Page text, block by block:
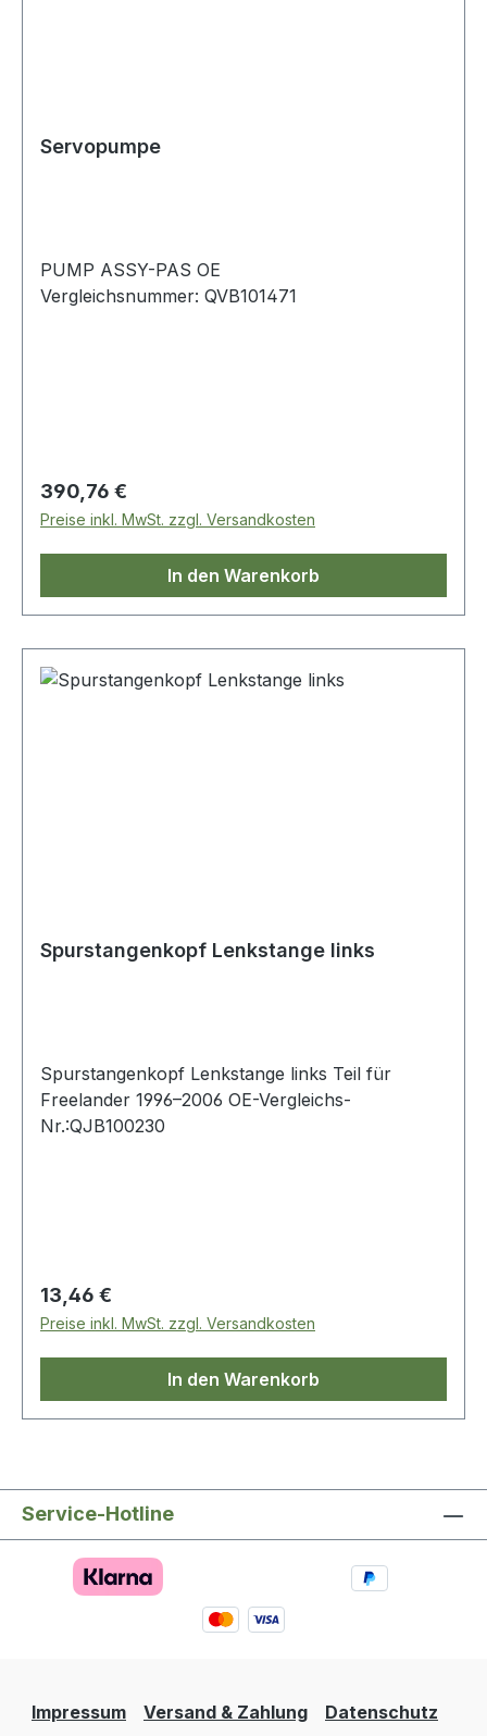
Servopumpe
PUMP ASSY-PAS OE
Vergleichsnummer: QVB101471
Regulärer Preis:
390,76 €
Preise inkl. MwSt. zzgl. Versandkosten
In den Warenkorb
Spurstangenkopf Lenkstange links
Spurstangenkopf Lenkstange links Teil für
Freelander 1996–2006 OE-Vergleichs-
Nr.:QJB100230
Regulärer Preis:
13,46 €
Preise inkl. MwSt. zzgl. Versandkosten
In den Warenkorb
Service-Hotline
Impressum Versand & Zahlung Datenschutz